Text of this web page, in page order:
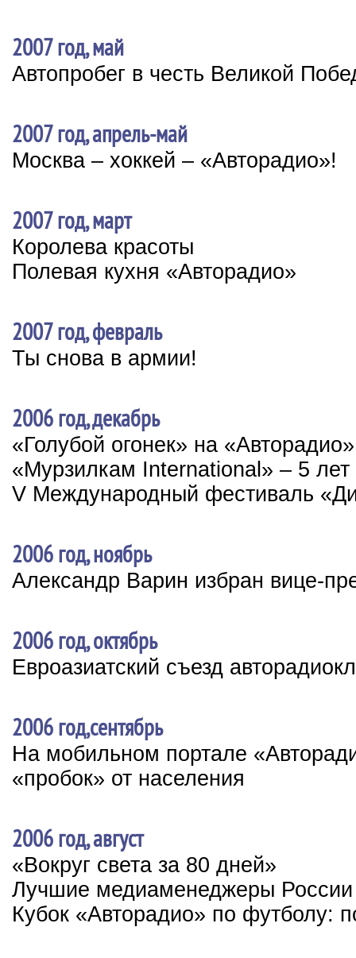
2007 год, май
Автопробег в честь Великой
2007 год, апрель-май
Москва – хоккей – «Авторадио»!
2007 год, март
Королева красоты
Полевая кухня «Авторадио»
2007 год, февраль
Ты снова в армии!
2006 год, декабрь
«Голубой огонек» на «Авторадио»
«Мурзилкам International» – 5 лет
V Международный фестиваль
2006 год, ноябрь
Александр Варин избран вице-
2006 год, октябрь
Евроазиатский съезд
2006 год,сентябрь
На мобильном портале
«пробок» от населения
2006 год, август
«Вокруг света за 80 дней»
Лучшие медиаменеджеры
Кубок «Авторадио» по футболу: